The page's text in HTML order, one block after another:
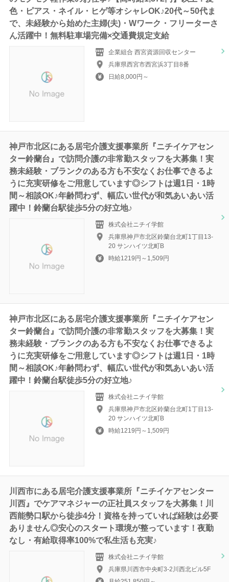
色・ピアス・ネイル・ヒゲ等オシャレOK♪20代～50代ま
で、未経験から始めた主婦(夫)・Wワーク・フリーターさ
ん活躍中！無料駐車場完備×交通費規定支給
企業組合 西宮資源回収センター
兵庫県西宮市西宮浜3丁目8番
日給8,000円～
神戸市北区にある居宅介護支援事業所『ニチイケアセン
ター鈴蘭台』で訪問介護の非常勤スタッフを大募集！実
務未経験・ブランクのある方も不安なくお仕事できるよ
うに充実研修をご用意しています◎シフトは週1日・1時
間～相談OK♪年齢問わず、幅広い世代が和気あいあい活
躍中！鈴蘭台駅徒歩5分の好立地♪
株式会社ニチイ学館
兵庫県神戸市北区鈴蘭台北町1丁目13-
20 サンハイツ北町B
時給1219円～1,509円
神戸市北区にある居宅介護支援事業所『ニチイケアセン
ター鈴蘭台』で訪問介護の非常勤スタッフを大募集！実
務未経験・ブランクのある方も不安なくお仕事できるよ
うに充実研修をご用意しています◎シフトは週1日・1時
間～相談OK♪年齢問わず、幅広い世代が和気あいあい活
躍中！鈴蘭台駅徒歩5分の好立地♪
株式会社ニチイ学館
兵庫県神戸市北区鈴蘭台北町1丁目13-
20 サンハイツ北町B
時給1219円～1,509円
川西市にある居宅介護支援事業所『ニチイケアセンター
川西』でケアマネジャーの正社員スタッフを大募集！川
西能勢口駅から徒歩4分！資格を持っていれば経験は必要
ありません◎安心のスタート環境が整っています！夜勤
なし・有給取得率100%で私生活も充実♪
株式会社ニチイ学館
兵庫県川西市中央町3-2川西北ビル5F